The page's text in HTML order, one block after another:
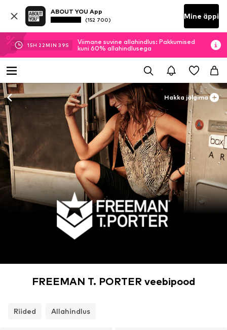
ABOUT YOU App
(152 700) Mine äppi
15H 22MIN 38S
Viimane suvine allahindlus: Pakkumised
kuni 60% allahindlusega
Hakka jälgima
FREEMAN T. PORTER veebipood
Riided Allahindlus